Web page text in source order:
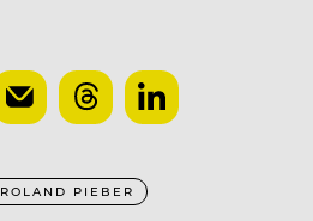
ROLAND PIEBER